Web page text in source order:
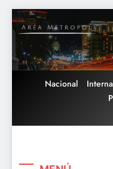
Saltar
al
contenido
Nacional